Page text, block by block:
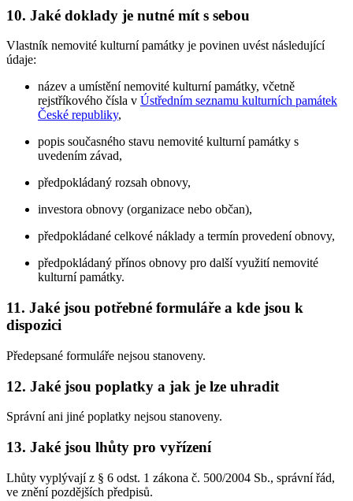
10. Jaké doklady je nutné mít s sebou
Vlastník nemovité kulturní památky je povinen uvést následující
údaje:
název a umístění nemovité kulturní památky, včetně
rejstříkového čísla v Ústředním seznamu kulturních památek
České republiky,
popis současného stavu nemovité kulturní památky s
uvedením závad,
předpokládaný rozsah obnovy,
investora obnovy (organizace nebo občan),
předpokládané celkové náklady a termín provedení obnovy,
předpokládaný přínos obnovy pro další využití nemovité
kulturní památky.
11. Jaké jsou potřebné formuláře a kde jsou k
dispozici
Předepsané formuláře nejsou stanoveny.
12. Jaké jsou poplatky a jak je lze uhradit
Správní ani jiné poplatky nejsou stanoveny.
13. Jaké jsou lhůty pro vyřízení
Lhůty vyplývají z § 6 odst. 1 zákona č. 500/2004 Sb., správní řád,
ve znění pozdějších předpisů.